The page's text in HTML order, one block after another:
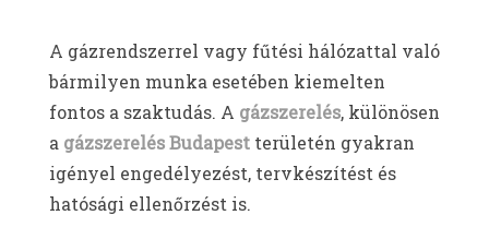
A gázrendszerrel vagy fűtési hálózattal való
bármilyen munka esetében kiemelten
fontos a szaktudás. A gázszerelés, különösen
a gázszerelés Budapest területén gyakran
igényel engedélyezést, tervkészítést és
hatósági ellenőrzést is.